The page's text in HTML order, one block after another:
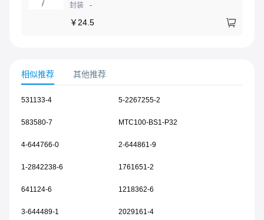
封装
-
￥ 24.5
相似推荐 其他推荐
531133-4 5-2267255-2
583580-7 MTC100-BS1-P32
4-644766-0 2-644861-9
1-2842238-6 1761651-2
641124-6 1218362-6
3-644489-1 2029161-4